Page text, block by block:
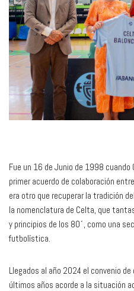
Fue un 16 de Junio de 1998 cuando
primer acuerdo de colaboración
era otro que recuperar la tradición
la nomenclatura de Celta, que
y principios de los 80´, como una
futbolística.
Llegados al año 2024 el convenio
últimos años acorde a la situación